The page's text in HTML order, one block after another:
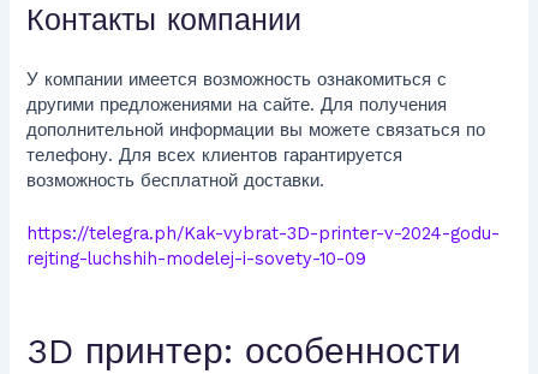
Контакты компании
У компании имеется возможность ознакомиться с
другими предложениями на сайте. Для получения
дополнительной информации вы можете связаться по
телефону. Для всех клиентов гарантируется
возможность бесплатной доставки.
https://telegra.ph/Kak-vybrat-3D-printer-v-2024-godu-
rejting-luchshih-modelej-i-sovety-10-09
3D принтер: особенности